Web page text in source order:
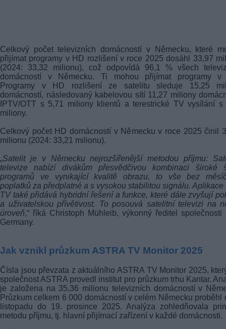
Celkový počet televizních domácností v Německu, které
přijímat programy v HD rozlišení v roce 2025 dosáhl 33,97
(2024: 33,32 milionu), což odpovídá 96,1 % všech
domácností v Německu. Ti mohou přijímat programy v
Programy v HD rozlišení ze satelitu sleduje 15,25
domácností, následovaný kabelovou sítí 11,27 miliony
IPTV/OTT s 5,71 miliony klientů a terestrické TV vysílání s
miliony.
Celkový počet HD domácností v Německu v roce 2025 činil
milionu (2024: 33,21 milionu).
„Satelit je v Německu nejrozšířenější metodou příjmu:
televize nabízí divákům přesvědčivou kombinaci široké
programů ve vynikající kvalitě obrazu, to vše bez
poplatků za předplatné a s vysokou stabilitou signálu. Aplikace
TV také přidává hybridní řešení a funkce, které dále zvyšují
a uživatelskou přívětivost. To posouvá satelitní televizi na
úroveň,“ říká Christoph Mühleib, výkonný ředitel společnosti
Germany.
Jak vznikl průzkum ASTRA TV Monitor 2025
Čísla jsou převzata z aktuálního ASTRA TV Monitor 2025,
společnost ASTRA provedl institut pro průzkum trhu Kantar.
je založena na 35,36 milionu televizních domácností v
Průzkum celkem 6 000 domácností v celém Německu proběhl
listopadu do 19. prosince 2025. Analýza zohledňovala
metodu příjmu, tj. hlavní přijímací zařízení v každé domácnosti.